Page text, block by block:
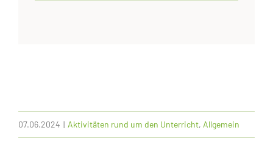
07.06.2024 | Aktivitäten rund um den Unterricht, Allgemein